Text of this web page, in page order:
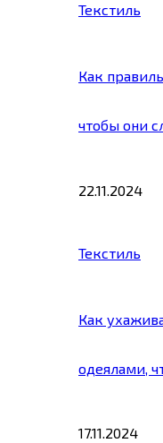
Текстиль
Как
чтобы они
22.11.2024
Текстиль
Как
одеялами,
17.11.2024